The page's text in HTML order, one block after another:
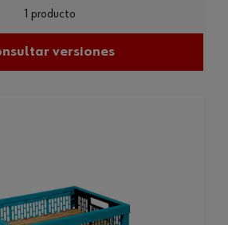
1 producto
versiones